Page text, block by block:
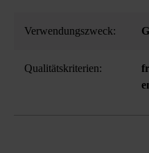
Verwendungszweck:
Qualitätskriterien: